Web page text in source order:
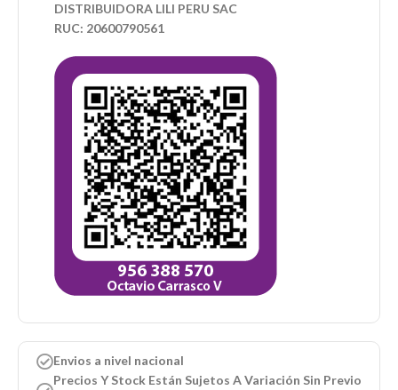
DISTRIBUIDORA LILI PERU SAC
RUC: 20600790561
Envios a nivel nacional
Precios Y Stock Están Sujetos A Variación Sin Previo